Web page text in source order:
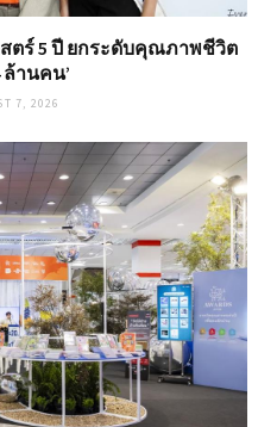
ตร์ 5 ปี ยกระดับคุณภาพชีวิต
ล้านคน’
7, 2026